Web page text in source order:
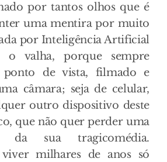
por tantos olhos que é
uma mentira por muito
por Inteligência Artificial
o valha, porque sempre
de vista, filmado e
câmara; seja de celular,
outro dispositivo deste
que não quer perder uma
da sua tragicomédia.
viver milhares de anos só